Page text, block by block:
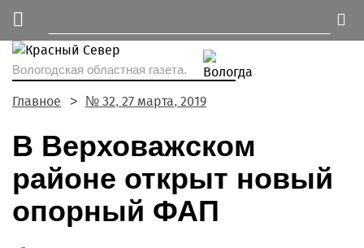
Вологодская областная газета.
Главное № 32, 27 марта, 2019
В Верховажском
районе открыт новый
опорный ФАП